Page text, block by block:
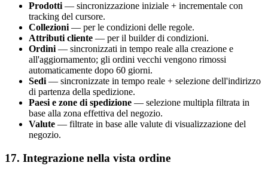
Prodotti— sincronizzazione iniziale + incrementale con
tracking del cursore.
Collezioni— per le condizioni delle regole.
Attributi cliente — per il builder di condizioni.
Ordini— sincronizzati in tempo reale alla creazione e
all'aggiornamento; gli ordini vecchi vengono rimossi
automaticamente dopo 60 giorni.
Sedi— sincronizzate in tempo reale + selezione dell'indirizzo
di partenza della spedizione.
Paesi e zone di spedizione — selezione multipla filtrata in
base alla zona effettiva del negozio.
Valute — filtrate in base alle valute di visualizzazione del
negozio.
17. Integrazione nella vista ordine